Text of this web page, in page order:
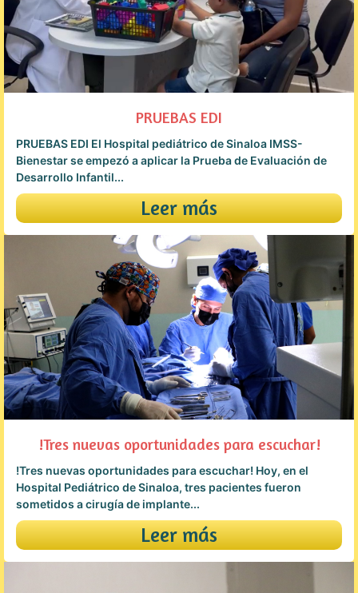
PRUEBAS EDI
PRUEBAS EDI El Hospital pediátrico de Sinaloa IMSS-
Bienestar se empezó a aplicar la Prueba de Evaluación de
Desarrollo Infantil...
Leer más
!Tres nuevas oportunidades para escuchar!
!Tres nuevas oportunidades para escuchar! Hoy, en el
Hospital Pediátrico de Sinaloa, tres pacientes fueron
sometidos a cirugía de implante...
Leer más